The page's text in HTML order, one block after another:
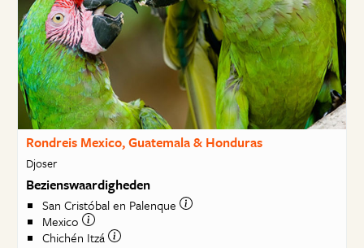
Rondreis Mexico, Guatemala & Honduras
Djoser
Bezienswaardigheden
San Cristóbal en Palenque
Mexico
Chichén Itzá